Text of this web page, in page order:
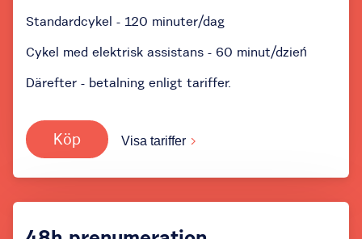
Standardcykel - 120 minuter/dag
Cykel med elektrisk assistans - 60 minut/dzień
Därefter - betalning enligt tariffer.
Köp Visa tariffer